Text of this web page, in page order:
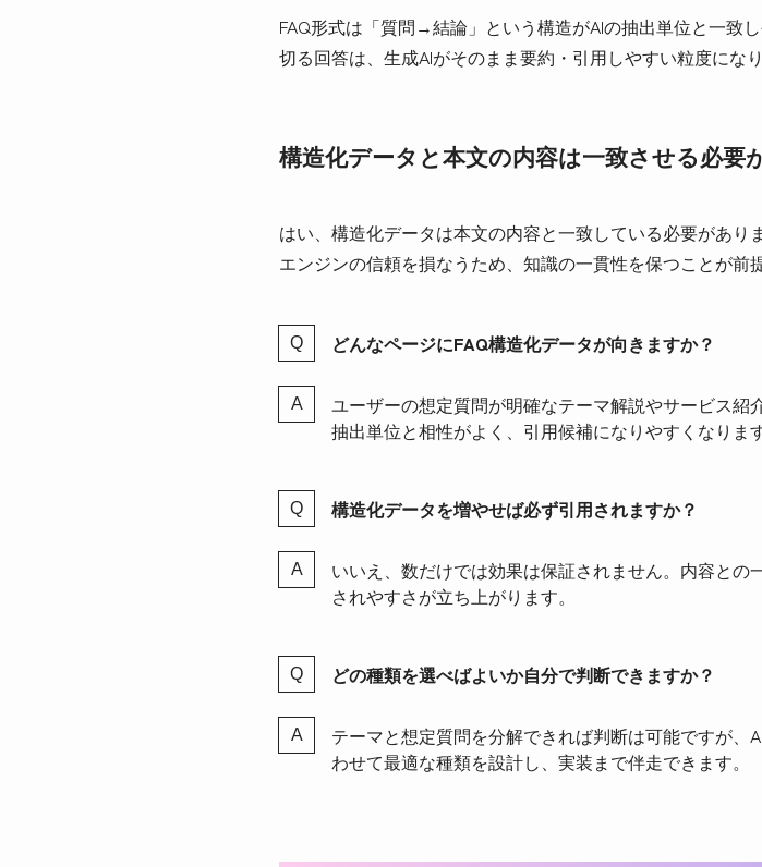
FAQ形式は「質問→結論」という構造がAIの抽出単位と一致
切る回答は、生成AIがそのまま要約・引用しやすい粒度になり
構造化データと本文の内容は一致させる必要
はい、構造化データは本文の内容と一致している必要があ
エンジンの信頼を損なうため、知識の一貫性を保つことが前
どんなページにFAQ構造化データが向きますか？
ユーザーの想定質問が明確なテーマ解説やサービス
抽出単位と相性がよく、引用候補になりやすくなります
構造化データを増やせば必ず引用されますか？
いいえ、数だけでは効果は保証されません。内容と
されやすさが立ち上がります。
どの種類を選べばよいか自分で判断できますか？
テーマと想定質問を分解できれば判断は可能ですが
わせて最適な種類を設計し、実装まで伴走できます。